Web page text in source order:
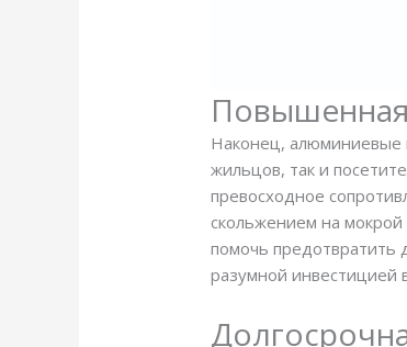
Наконец, алюминиевые
жильцов, так и
превосходное
скольжением на мокрой
помочь предотвратить
разумной инвестицией